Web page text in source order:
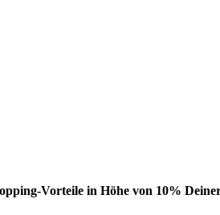
Vorteile in Höhe von 10%